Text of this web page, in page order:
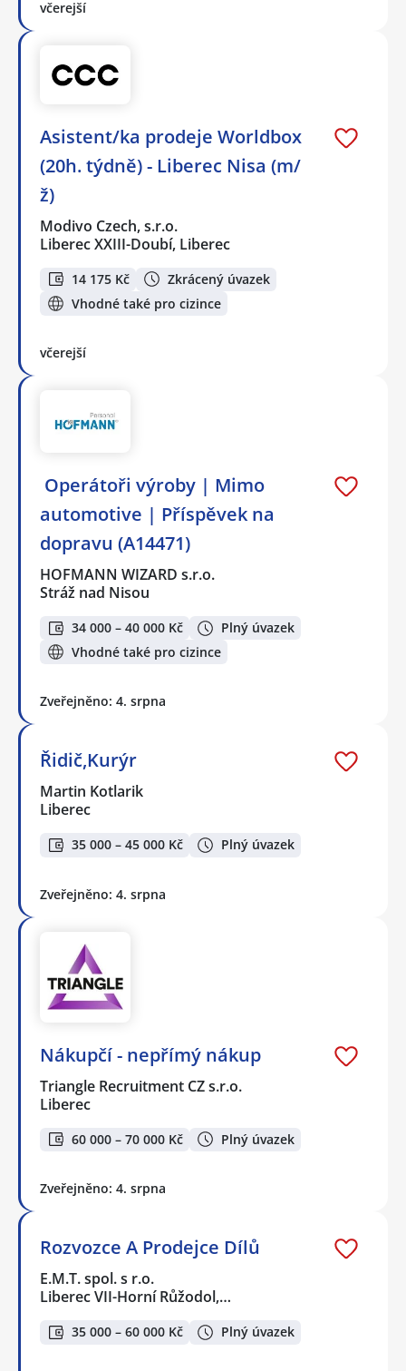
včerejší
Asistent/ka prodeje Worldbox
(20h. týdně) - Liberec Nisa (m/
ž)
Modivo Czech, s.r.o.
Liberec XXIII-Doubí, Liberec
14 175 Kč
Zkrácený úvazek
Vhodné také pro cizince
včerejší
️ Operátoři výroby | Mimo
automotive | Příspěvek na
dopravu (A14471)
HOFMANN WIZARD s.r.o.
Stráž nad Nisou
34 000 – 40 000 Kč
Plný úvazek
Vhodné také pro cizince
Zveřejněno: 4. srpna
Řidič,Kurýr
Martin Kotlarik
Liberec
35 000 – 45 000 Kč Plný úvazek
Zveřejněno: 4. srpna
Nákupčí - nepřímý nákup
Triangle Recruitment CZ s.r.o.
Liberec
60 000 – 70 000 Kč Plný úvazek
Zveřejněno: 4. srpna
Rozvozce A Prodejce Dílů
E.M.T. spol. s r.o.
Liberec VII-Horní Růžodol,…
35 000 – 60 000 Kč Plný úvazek